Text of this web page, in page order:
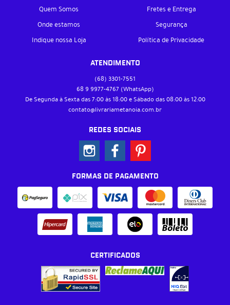
Quem Somos
Onde estamos
Indique nossa Loja
Fretes e Entrega
Segurança
Política de Privacidade
ATENDIMENTO
(68) 3301-7551
68 9 9977-4767 (WhatsApp)
De Segunda à Sexta das 7:00 às 18:00 e Sábado das 08:00 às 12:00
contato@livrariametanoia.com.br
REDES SOCIAIS
FORMAS DE PAGAMENTO
CERTIFICADOS